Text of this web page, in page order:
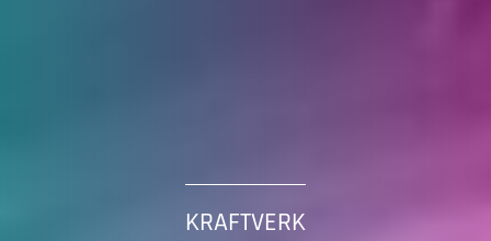
KRAFTVERK